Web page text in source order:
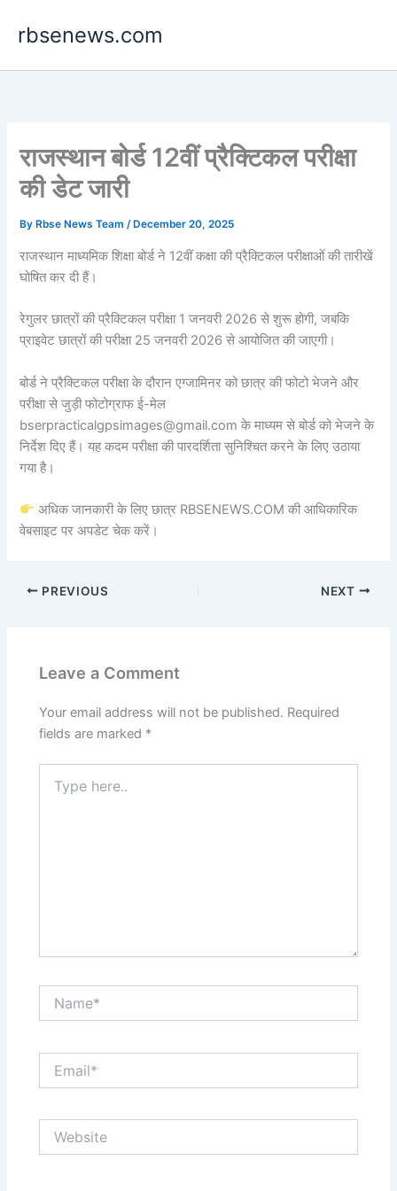
rbsenews.com
राजस्थान बोर्ड 12वीं प्रैक्टिकल परीक्षा
की डेट जारी
By Rbse News Team/ December 20, 2025
राजस्थान माध्यमिक शिक्षा बोर्ड ने 12वीं कक्षा की प्रैक्टिकल परीक्षाओं की तारीखें
घोषित कर दी हैं।
रेगुलर छात्रों की प्रैक्टिकल परीक्षा 1 जनवरी 2026 से शुरू होगी, जबकि
प्राइवेट छात्रों की परीक्षा 25 जनवरी 2026 से आयोजित की जाएगी।
बोर्ड ने प्रैक्टिकल परीक्षा के दौरान एग्जामिनर को छात्र की फोटो भेजने और
परीक्षा से जुड़ी फोटोग्राफ ई-मेल
bserpracticalgpsimages@gmail.com के माध्यम से बोर्ड को भेजने के
निर्देश दिए हैं। यह कदम परीक्षा की पारदर्शिता सुनिश्चित करने के लिए उठाया
गया है।
अधिक जानकारी के लिए छात्र RBSENEWS.COM की आधिकारिक
वेबसाइट पर अपडेट चेक करें।
PREVIOUS NEXT
Leave a Comment
Your email address will not be published. Required
fields are marked *
here..